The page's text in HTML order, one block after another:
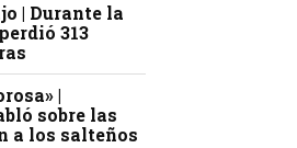
| Durante la
313
|
sobre las
a los salteños